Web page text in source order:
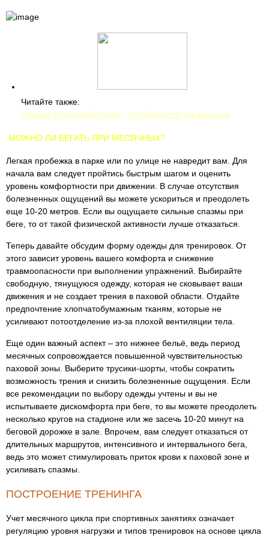
Читайте также:
Присед в пауэрлифтинге – особенности упражнения
МОЖНО ЛИ БЕГАТЬ ПРИ МЕСЯЧНЫХ?
Легкая пробежка в парке или по улице не навредит вам. Для
начала вам следует пройтись быстрым шагом и оценить
уровень комфортности при движении. В случае отсутствия
болезненных ощущений вы можете ускориться и преодолеть
еще 10-20 метров. Если вы ощущаете сильные спазмы при
беге, то от такой физической активности лучше отказаться.
Теперь давайте обсудим форму одежды для тренировок. От
этого зависит уровень вашего комфорта и снижение
травмоопасности при выполнении упражнений. Выбирайте
свободную, тянущуюся одежду, которая не сковывает ваши
движения и не создает трения в паховой области. Отдайте
предпочтение хлопчатобумажным тканям, которые не
усиливают потоотделение из-за плохой вентиляции тела.
Еще один важный аспект – это нижнее бельё, ведь период
месячных сопровождается повышенной чувствительностью
паховой зоны. Выберите трусики-шорты, чтобы сократить
возможность трения и снизить болезненные ощущения. Если
все рекомендации по выбору одежды учтены и вы не
испытываете дискомфорта при беге, то вы можете преодолеть
несколько кругов на стадионе или же засечь 10-20 минут на
беговой дорожке в зале. Впрочем, вам следует отказаться от
длительных маршрутов, интенсивного и интервального бега,
ведь это может стимулировать приток крови к паховой зоне и
усиливать спазмы.
ПОСТРОЕНИЕ ТРЕНИНГА
Учет месячного цикла при спортивных занятиях означает
регуляцию уровня нагрузки и типов тренировок на основе цикла